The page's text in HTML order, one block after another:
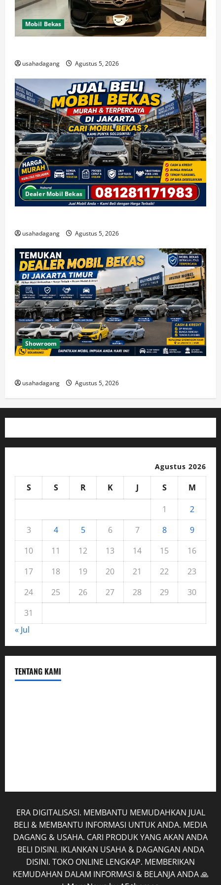
Mobil Bekas
usahadagang Agustus 5, 2026
Dealer Mobil Bekas
usahadagang Agustus 5, 2026
Showroom
usahadagang Agustus 5, 2026
Agustus 2026
S S R K J S
M
1
2
3
4 5 6 7 8
9
10
11 12 13 14 15
16
17
18 19 20 21 22
23
24
25 26 27 28 29
30
31
« Jul
TENTANG KAMI
ERA DIGITALISASI. MEMBANTU MEMUDAHKAN JUAL
BELI & MEMBANTU INFORMASI UNTUK ANDA. MEDIA
DAGANG & USAHA. CARI PRODUK YANG AKAN ANDA
BELI DISINI. IKLANKAN USAHA & DAGANGAN ANDA
DISINI. TOKO ONLINE LENGKAP. MEMBERIKAN
KEMUDAHAN DALAM INFORMASI & BELANJA ANDA 🙏